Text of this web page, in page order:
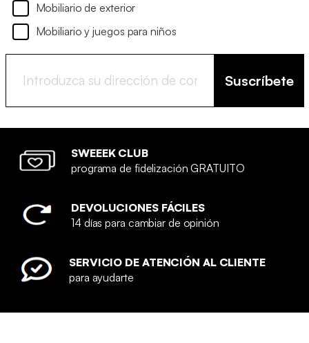
Mobiliario de exterior
Mobiliario y juegos para niños
Suscríbete
SWEEEK CLUB
programa de fidelización GRATUITO
DEVOLUCIONES FÁCILES
14 días para cambiar de opinión
SERVICIO DE ATENCIÓN AL CLIENTE
para ayudarte